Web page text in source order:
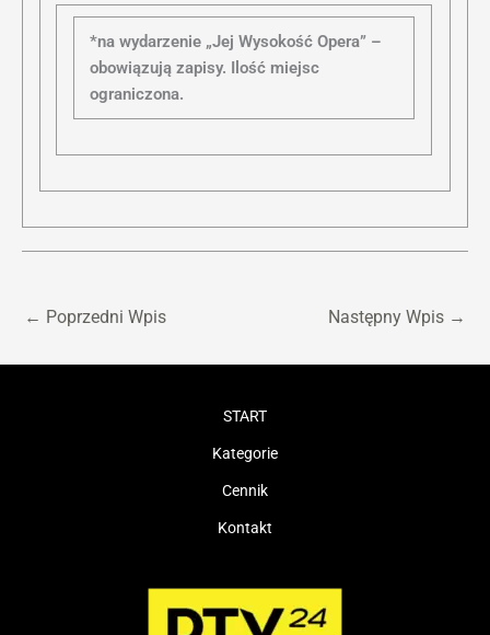
*na wydarzenie „Jej Wysokość Opera” –
obowiązują zapisy. Ilość miejsc
ograniczona.
← Poprzedni Wpis Następny Wpis →
START
Kategorie
Cennik
Kontakt